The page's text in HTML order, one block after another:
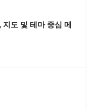
도 및 테마 중심 메